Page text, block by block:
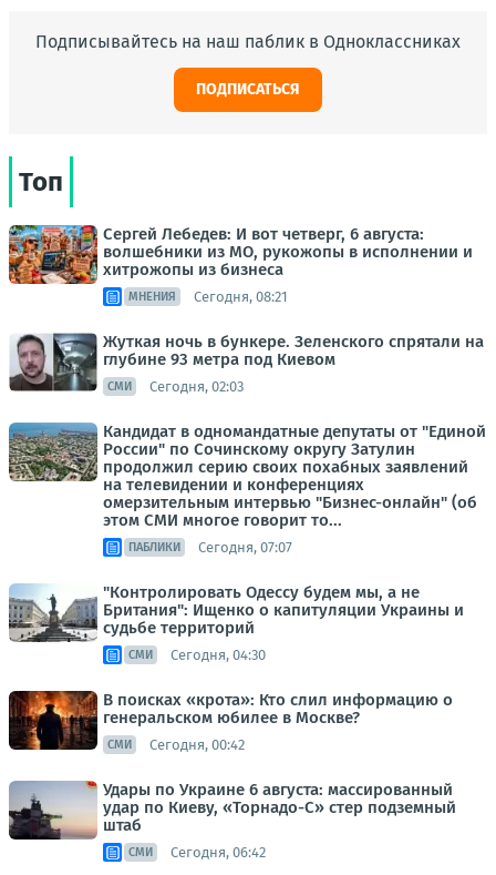
Подписывайтесь на наш паблик в Одноклассниках
ПОДПИСАТЬСЯ
Топ
Сергей Лебедев: И вот четверг, 6 августа:
волшебники из МО, рукожопы в исполнении и
хитрожопы из бизнеса
МНЕНИЯ Сегодня, 08:21
Жуткая ночь в бункере. Зеленского спрятали на
глубине 93 метра под Киевом
СМИ Сегодня, 02:03
Кандидат в одномандатные депутаты от "Единой
России" по Сочинскому округу Затулин
продолжил серию своих похабных заявлений
на телевидении и конференциях
омерзительным интервью "Бизнес-онлайн" (об
этом СМИ многое говорит то...
ПАБЛИКИ Сегодня, 07:07
"Контролировать Одессу будем мы, а не
Британия": Ищенко о капитуляции Украины и
судьбе территорий
СМИ Сегодня, 04:30
В поисках «крота»: Кто слил информацию о
генеральском юбилее в Москве?
СМИ Сегодня, 00:42
Удары по Украине 6 августа: массированный
удар по Киеву, «Торнадо-С» стер подземный
штаб
СМИ Сегодня, 06:42